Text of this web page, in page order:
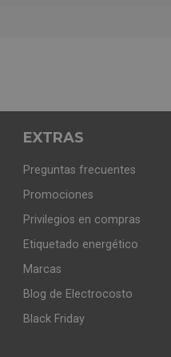
EXTRAS
Preguntas frecuentes
Promociones
Privilegios en compras
Etiquetado energético
Marcas
Blog de Electrocosto
Black Friday